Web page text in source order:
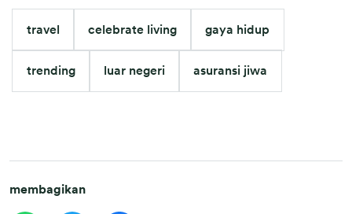
travel celebrate living gaya hidup
trending luar negeri asuransi jiwa
membagikan